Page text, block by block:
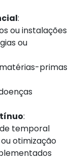
:
ou instalações
ou
primas
:
temporal
otimização